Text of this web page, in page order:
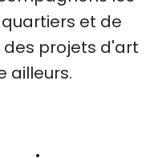
et de
des projets d'art
ailleurs.